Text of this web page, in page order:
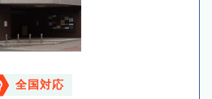
全国対応